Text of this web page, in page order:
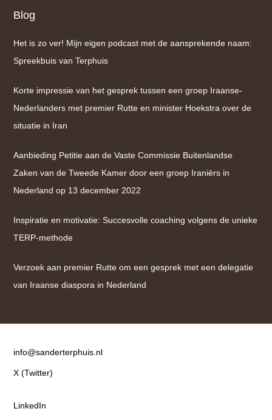
Blog
Het is zo ver! Mijn eigen podcast met de aansprekende naam:
Spreekbuis van Terphuis
Korte impressie van het gesprek tussen een groep Iraanse-
Nederlanders met premier Rutte en minister Hoekstra over de
situatie in Iran
Aanbieding Petitie aan de Vaste Commissie Buitenlandse
Zaken van de Tweede Kamer door een groep Iraniërs in
Nederland op 13 december 2022
Inspiratie en motivatie: Succesvolle coaching volgens de unieke
TERP-methode
Verzoek aan premier Rutte om een gesprek met een delegatie
van Iraanse diaspora in Nederland
Contact
info@sanderterphuis.nl
X (Twitter)
LinkedIn